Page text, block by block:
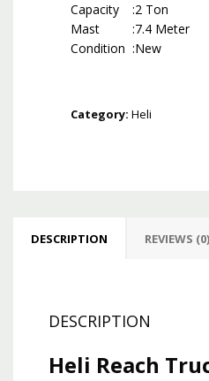
Capacity
:2 Ton
Mast
:7.4 Meter
Condition :New
Category: Heli
DESCRIPTION REVIEWS (0)
DESCRIPTION
Heli Reach